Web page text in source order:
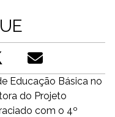
Educação Básica no
do Projeto
com o 4º